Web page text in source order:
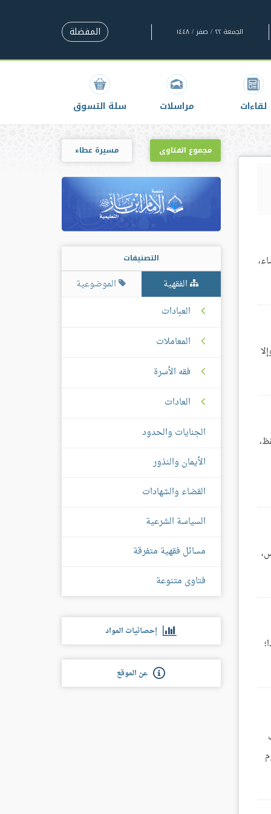
الجمعة ٢٢ / صفر / ١٤٤٨ المفضلة
لقاءات مراسلات سلة التسوق
مجموع الفتاوى مسيرة عطاء
التصنيفات
الفقهية
الموضوعية
العبادات
المعاملات
فقه الأسرة
العادات
الجنايات والحدود
الأيمان والنذور
القضاء والشهادات
السياسة الشرعية
مسائل فقهية متفرقة
فتاوى متنوعة
إحصائيات المواد
عن الموقع